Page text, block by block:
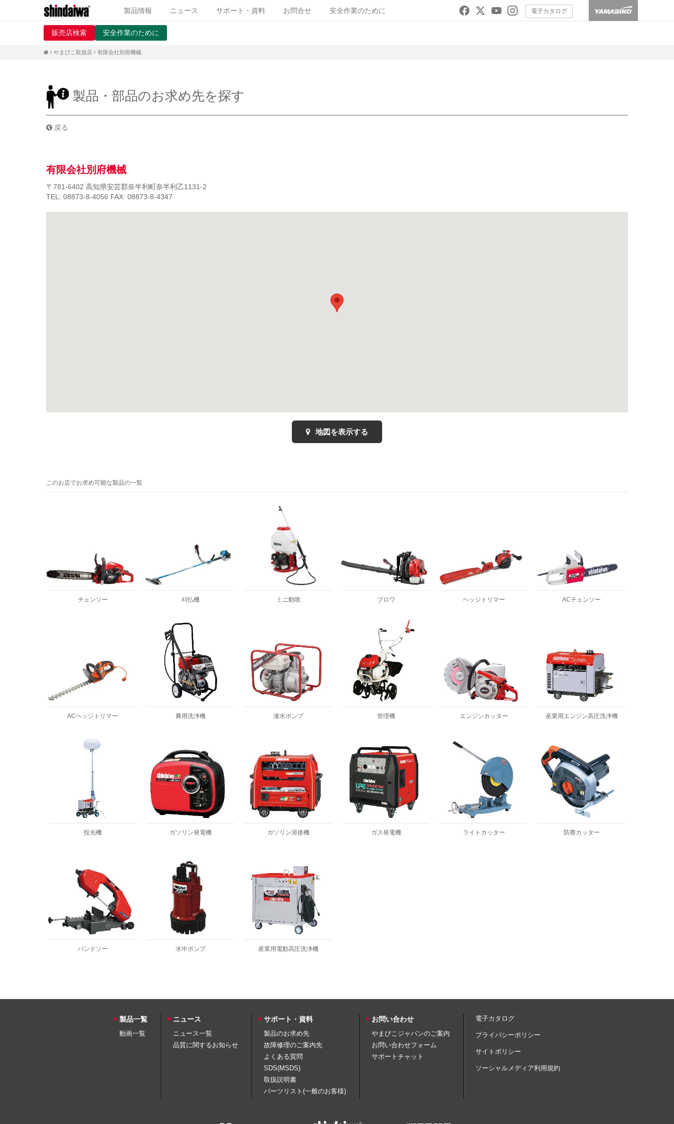
製品情報 ニュース サポート・資料 お問合せ 安全作業のために 電子カタログ
販売店検索 安全作業のために
やまびこ取扱店 有限会社別府機械
製品・部品のお求め先を探す
戻る
有限会社別府機械
〒781-6402 高知県安芸郡奈半利町奈半利乙1131-2
TEL: 08873-8-4056 FAX: 08873-8-4347
地図を表示する
このお店でお求め可能な製品の一覧
チェンソー 刈払機 ミニ動噴 ブロワ ヘッジトリマー ACチェンソー
ACヘッジトリマー 農用洗浄機 潅水ポンプ 管理機 エンジンカッター 産業用エンジン高圧洗浄機
投光機 ガソリン発電機 ガソリン溶接機 ガス発電機 ライトカッター 防塵カッター
バンドソー 水中ポンプ 産業用電動高圧洗浄機
製品一覧
動画一覧
ニュース
ニュース一覧
品質に関するお知らせ
サポート・資料
製品のお求め先
故障修理のご案内先
よくある質問
SDS(MSDS)
取扱説明書
パーツリスト(一般のお客様)
お問い合わせ
やまびこジャパンのご案内
お問い合わせフォーム
サポートチャット
電子カタログ
プライバシーポリシー
サイトポリシー
ソーシャルメディア利用規約